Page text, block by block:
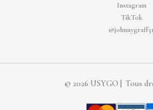
Instagram
TikTok
@johnnygraff31
© 2026 USYGO | Tous